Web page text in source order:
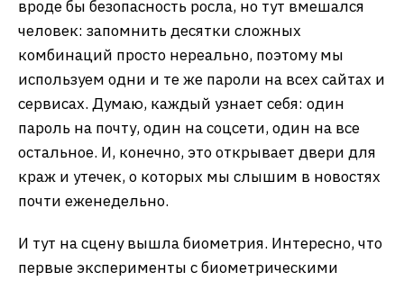
вроде бы безопасность росла, но тут вмешался
человек: запомнить десятки сложных
комбинаций просто нереально, поэтому мы
используем одни и те же пароли на всех сайтах и
сервисах. Думаю, каждый узнает себя: один
пароль на почту, один на соцсети, один на все
остальное. И, конечно, это открывает двери для
краж и утечек, о которых мы слышим в новостях
почти еженедельно.
И тут на сцену вышла биометрия. Интересно, что
первые эксперименты с биометрическими